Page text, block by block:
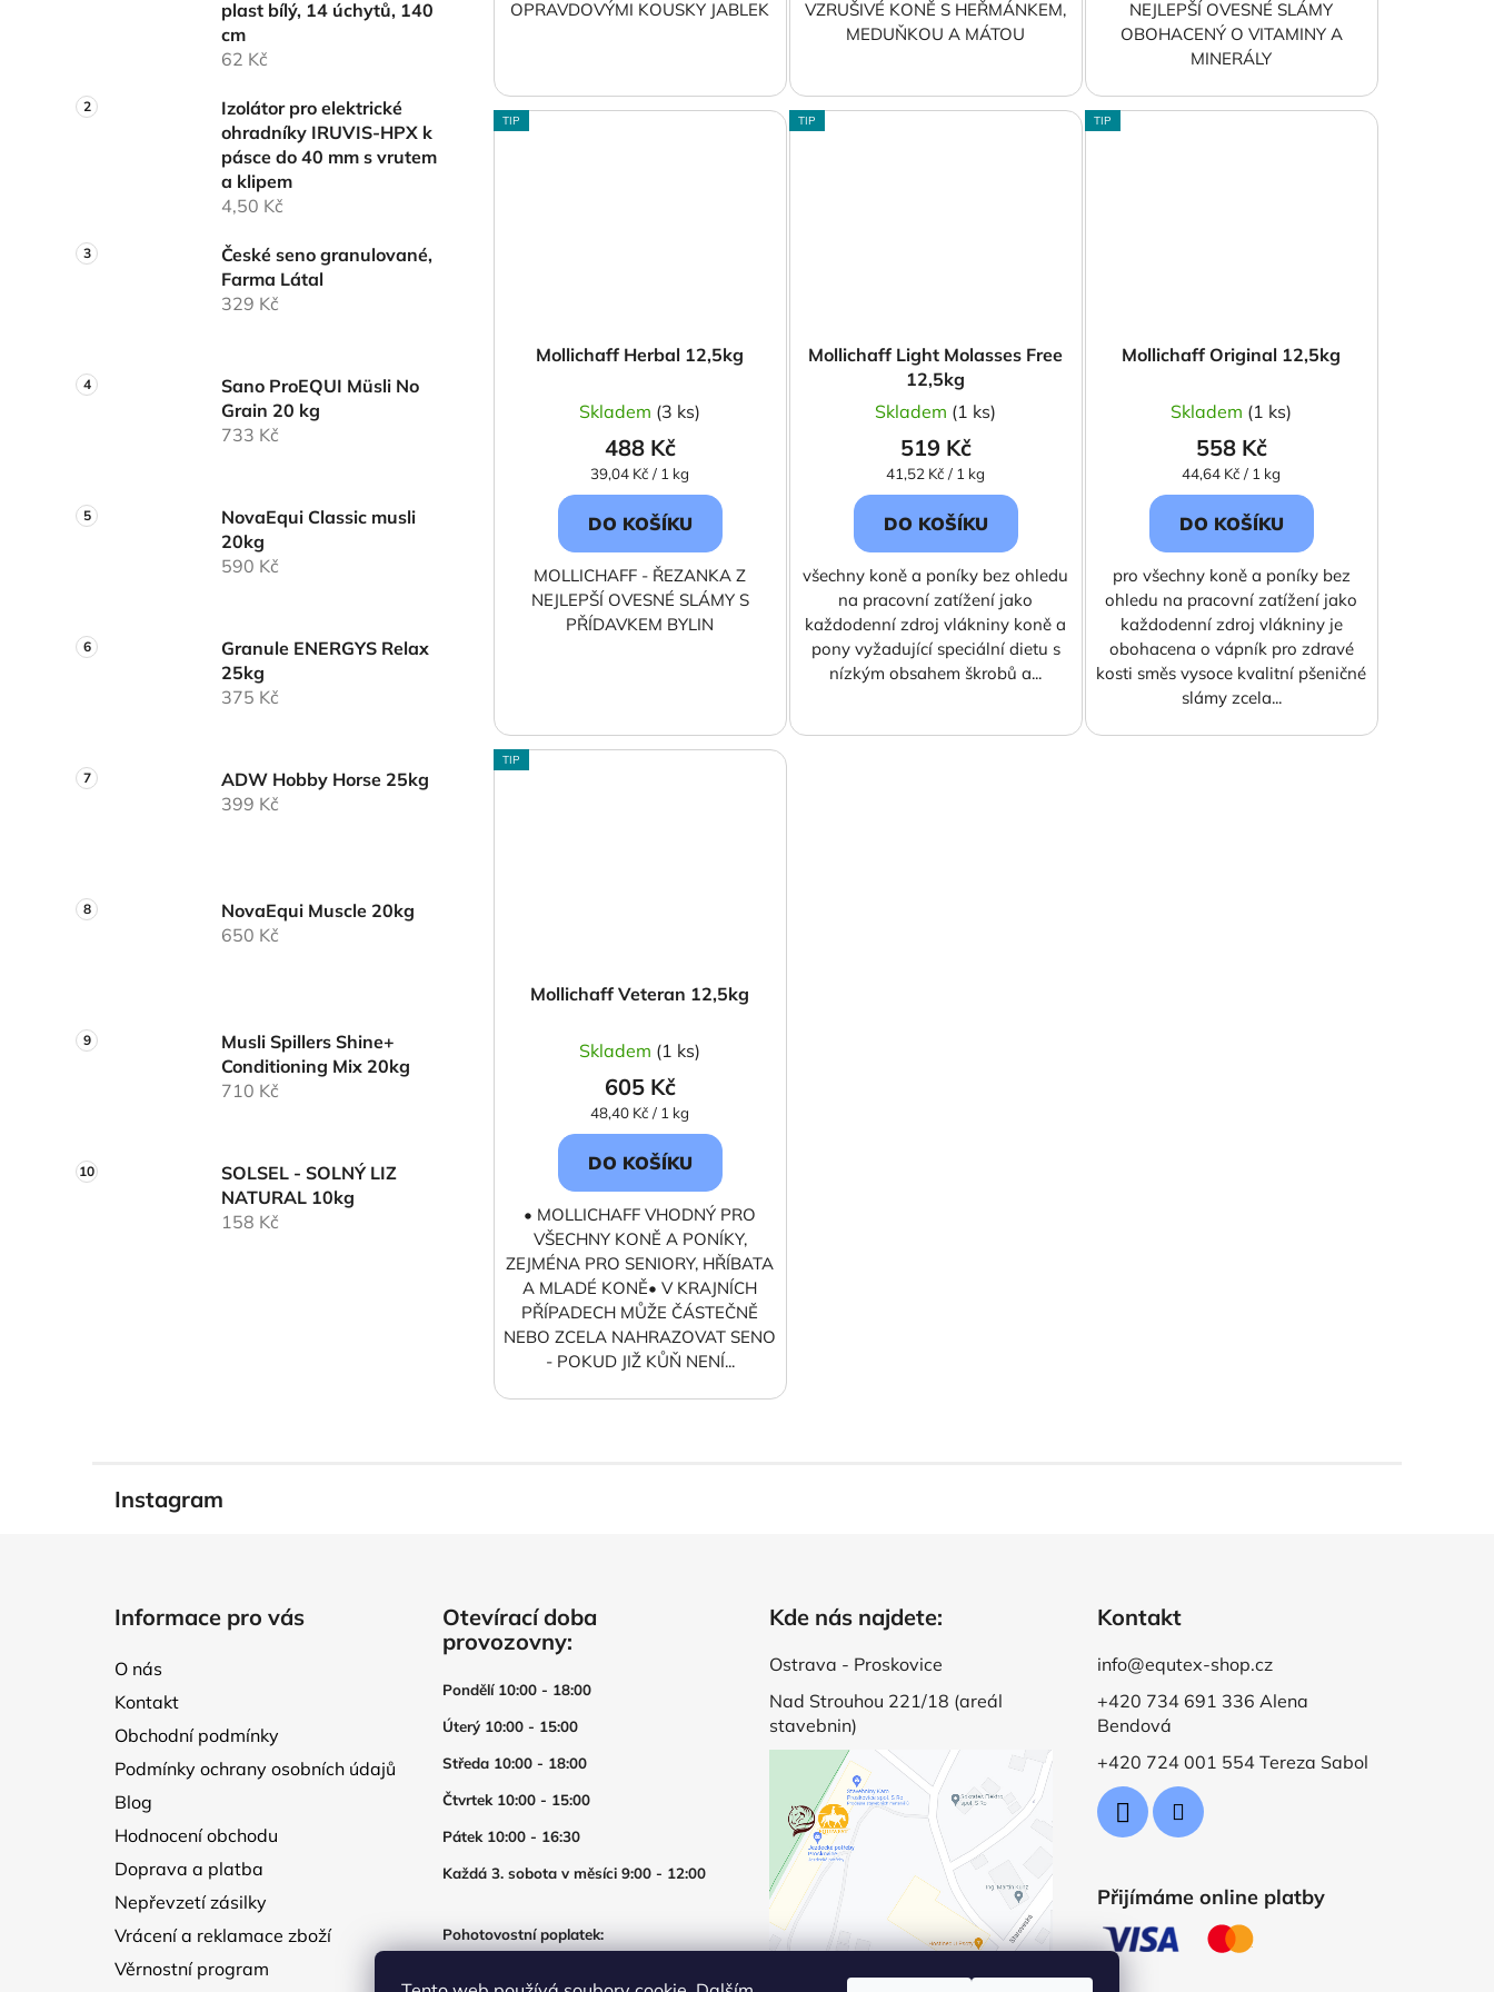
plast bílý, 14 úchytů, 140
cm
62 Kč
Izolátor pro elektrické
ohradníky IRUVIS-HPX k
pásce do 40 mm s vrutem
a klipem
4,50 Kč
České seno granulované,
Farma Látal
329 Kč
Sano ProEQUI Müsli No
Grain 20 kg
733 Kč
NovaEqui Classic musli
20kg
590 Kč
Granule ENERGYS Relax
25kg
375 Kč
ADW Hobby Horse 25kg
399 Kč
NovaEqui Muscle 20kg
650 Kč
Musli Spillers Shine+
Conditioning Mix 20kg
710 Kč
SOLSEL - SOLNÝ LIZ
NATURAL 10kg
158 Kč
OPRAVDOVÝMI KOUSKY JABLEK
VZRUŠIVÉ KONĚ S HEŘMÁNKEM,
MEDUŇKOU A MÁTOU
NEJLEPŠÍ OVESNÉ SLÁMY
OBOHACENÝ O VITAMINY A
MINERÁLY
TIP
Mollichaff Herbal 12,5kg
Skladem (3 ks)
488 Kč
Měrná
cena:
39,04 Kč / 1 kg
DO KOŠÍKU
MOLLICHAFF - ŘEZANKA Z
NEJLEPŠÍ OVESNÉ SLÁMY S
PŘÍDAVKEM BYLIN
TIP
Mollichaff Light Molasses Free
12,5kg
Skladem (1 ks)
519 Kč
Měrná
cena:
41,52 Kč / 1 kg
DO KOŠÍKU
všechny koně a poníky bez ohledu
na pracovní zatížení jako
každodenní zdroj vlákniny koně a
pony vyžadující speciální dietu s
nízkým obsahem škrobů a...
TIP
Mollichaff Original 12,5kg
Skladem (1 ks)
558 Kč
Měrná
cena:
44,64 Kč / 1 kg
DO KOŠÍKU
pro všechny koně a poníky bez
ohledu na pracovní zatížení jako
každodenní zdroj vlákniny je
obohacena o vápník pro zdravé
kosti směs vysoce kvalitní pšeničné
slámy zcela...
TIP
Mollichaff Veteran 12,5kg
Skladem (1 ks)
605 Kč
Měrná
cena:
48,40 Kč / 1 kg
DO KOŠÍKU
• MOLLICHAFF VHODNÝ PRO
VŠECHNY KONĚ A PONÍKY,
ZEJMÉNA PRO SENIORY, HŘÍBATA
A MLADÉ KONĚ• V KRAJNÍCH
PŘÍPADECH MŮŽE ČÁSTEČNĚ
NEBO ZCELA NAHRAZOVAT SENO
- POKUD JIŽ KŮŇ NENÍ...
p
r
v
k
v
ý
p
i
s
u
Instagram
Informace pro vás
O nás
Kontakt
Obchodní podmínky
Podmínky ochrany osobních údajů
Blog
Hodnocení obchodu
Doprava a platba
Nepřevzetí zásilky
Vrácení a reklamace zboží
Věrnostní program
Otevírací doba
provozovny:
Pondělí 10:00 - 18:00
Úterý 10:00 - 15:00
Středa 10:00 - 18:00
Čtvrtek 10:00 - 15:00
Pátek 10:00 - 16:30
Každá 3. sobota v měsíci 9:00 - 12:00
Pohotovostní poplatek:
250Kč
Kde nás najdete:
Ostrava - Proskovice
Nad Strouhou 221/18 (areál
stavebnin)
Kontakt
info@equtex-shop.cz
+420 734 691 336 Alena
Bendová
+420 724 001 554 Tereza Sabol
Přijímáme online platby